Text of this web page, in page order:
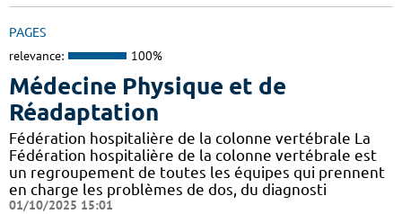
PAGES
relevance: 100%
Médecine Physique et de
Réadaptation
Fédération hospitalière de la colonne vertébrale La
Fédération hospitalière de la colonne vertébrale est
un regroupement de toutes les équipes qui prennent
en charge les problèmes de dos, du diagnosti
01/10/2025 15:01